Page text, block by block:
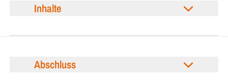
Inhalte
Abschluss